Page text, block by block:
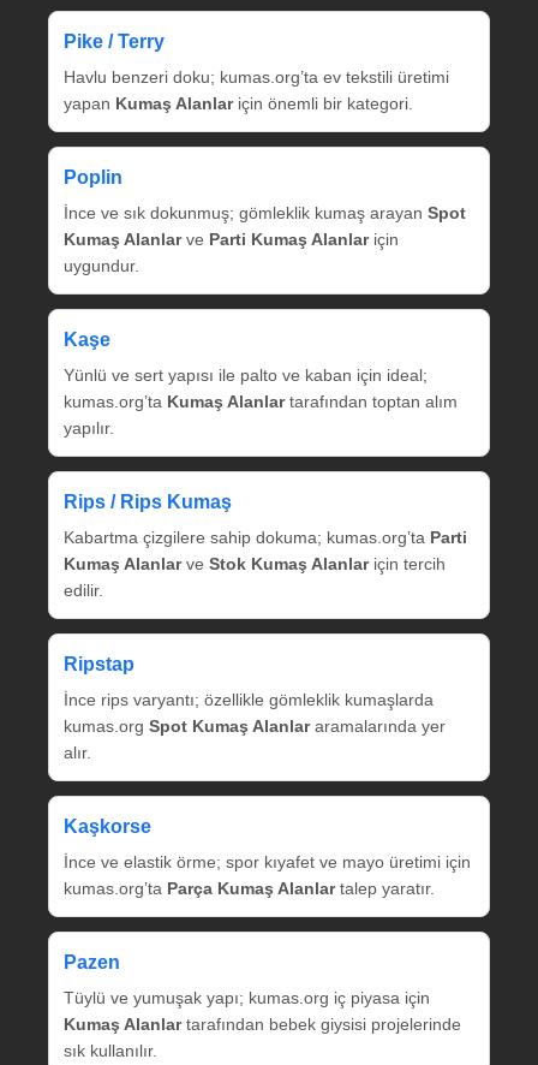
Pike / Terry
Havlu benzeri doku; kumas.org’ta ev tekstili üretimi
yapan Kumaş Alanlariçin önemli bir kategori.
Poplin
İnce ve sık dokunmuş; gömleklik kumaş arayan Spot
Kumaş Alanlarve Parti Kumaş Alanlariçin
uygundur.
Kaşe
Yünlü ve sert yapısı ile palto ve kaban için ideal;
kumas.org’ta Kumaş Alanlartarafından toptan alım
yapılır.
Rips / Rips Kumaş
Kabartma çizgilere sahip dokuma; kumas.org’ta Parti
Kumaş Alanlarve Stok Kumaş Alanlariçin tercih
edilir.
Ripstap
İnce rips varyantı; özellikle gömleklik kumaşlarda
kumas.org Spot Kumaş Alanlararamalarında yer
alır.
Kaşkorse
İnce ve elastik örme; spor kıyafet ve mayo üretimi için
kumas.org’ta Parça Kumaş Alanlartalep yaratır.
Pazen
Tüylü ve yumuşak yapı; kumas.org iç piyasa için
Kumaş Alanlartarafından bebek giysisi projelerinde
sık kullanılır.